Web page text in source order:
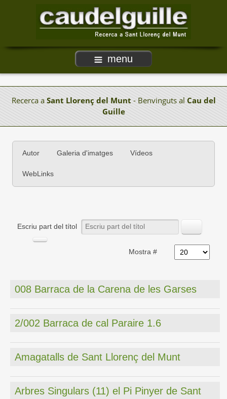
menu
Recerca a Sant Llorenç del Munt- Benvinguts al Cau del
Guille
Autor Galeria d'imatges Vídeos
WebLinks
Escriu part del títol
Mostra #
008 Barraca de la Carena de les Garses
2/002 Barraca de cal Paraire 1.6
Amagatalls de Sant Llorenç del Munt
Arbres Singulars (11) el Pi Pinyer de Sant